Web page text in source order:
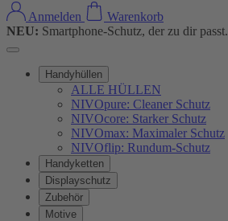
Anmelden
Warenkorb
NEU: Smartphone-Schutz, der zu dir passt.
Handyhüllen
ALLE HÜLLEN
NIVOpure: Cleaner Schutz
NIVOcore: Starker Schutz
NIVOmax: Maximaler Schutz
NIVOflip: Rundum-Schutz
Handyketten
Displayschutz
Zubehör
Motive